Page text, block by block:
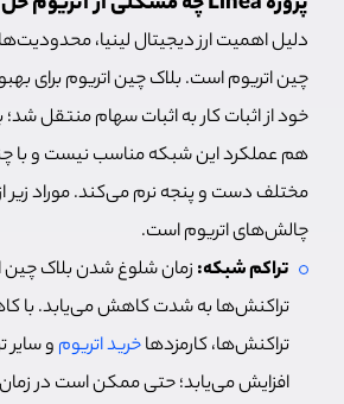
دلیل اهمیت ارز دیجیتال لینیا،
چین اتریوم است. بلاک چین اتریوم برای
خود از اثبات کار به اثبات سهام منتقل شد؛
هم عملکرد این شبکه مناسب نیست و با
مختلف دست و پنجه نرم می‌کند. موراد زیر
چالش‌های اتریوم است.
تراکم شبکه: زمان شلوغ شدن بلاک چین
تراکنش‌ها به شدت کاهش می‌یابد. با
تراکنش‌ها، کارمزدهاخرید اتریوم و
افزایش می‌یابد؛ حتی ممکن است در